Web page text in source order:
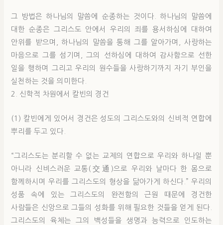
그 방법은 하나님의 말씀에 순종하는 것이다. 하나님의 말씀에
대한 순종은 그리스도 안에서 우리의 죄를 용서하심에 대하여
안위를 받으며, 하나님의 말씀을 통해 그를 알아가며, 사랑하는
마음으로 그를 섬기며, 그의 선하심에 대하여 감사함으로 선한
일을 행하며 그리고 우리의 원수들을 사랑하기까지 자기 부인을
실천하는 것을 의미한다.
2. 신학적 차원에서 칼빈의 경건
(1) 칼빈에게 있어서 경건은 성도의 그리스도와의 신비적 연합에
뿌리를 두고 있다.
“그리스도는 분리할 수 없는 교제의 연합으로 우리와 하나일 뿐
아니라 신비스러운 교통(交通)으로 우리와 날마다 한 몸으로
함께하시며 우리를 그리스도의 형상을 닮아가게 하신다.” 우리의
성품 속에 있는 그리스도의 완전함의 근원 때문에 경건한
사람들은 신앙으로 그들의 성화를 위해 필요한 것들을 얻게 된다.
그리스도의 육체는 그의 백성들을 생명과 능력으로 인도하는